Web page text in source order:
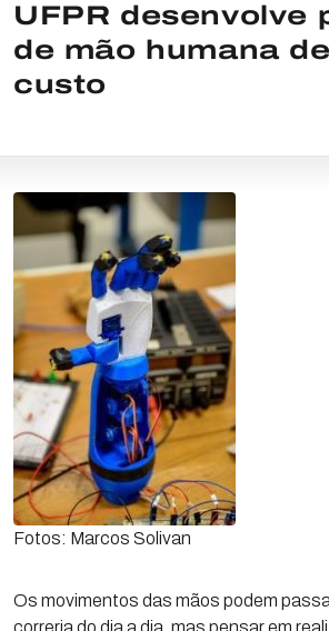
UFPR desenvolve
de mão humana
custo
Fotos: Marcos Solivan
Os movimentos das mãos podem
correria do dia a dia, mas pensar em